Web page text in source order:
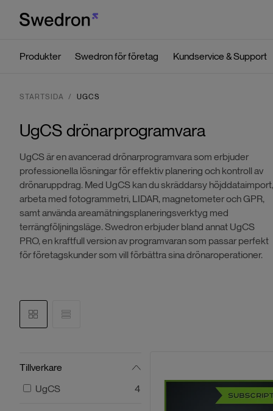
Produkter Swedron för företag Kundservice & Support
STARTSIDA UGCS
UgCS drönarprogramvara
UgCS är en avancerad drönarprogramvara som erbjuder
professionella lösningar för effektiv planering och kontroll av
drönaruppdrag. Med UgCS kan du skräddarsy höjddataimport,
arbeta med fotogrammetri, LIDAR, magnetometer och GPR,
samt använda areamätningsplaneringsverktyg med
terrängföljningsläge. Swedron erbjuder bland annat UgCS
PRO, en kraftfull version av programvaran som passar perfekt
för företagskunder som vill förbättra sina drönaroperationer.
Tillverkare
UgCS
4